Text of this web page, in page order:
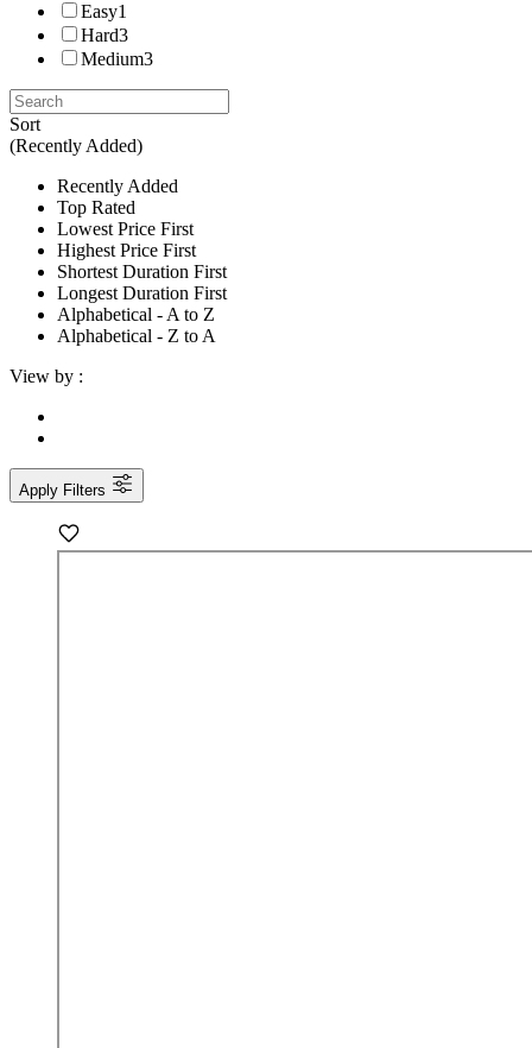
Easy1
Hard3
Medium3
Sort
(Recently Added)
Recently Added
Top Rated
Lowest Price First
Highest Price First
Shortest Duration First
Longest Duration First
Alphabetical - A to Z
Alphabetical - Z to A
View by :
Apply Filters